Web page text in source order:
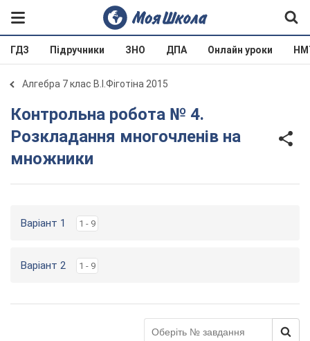
ГДЗ Підручники ЗНО ДПА Онлайн уроки
Алгебра 7 клас В.І.Фіготіна 2015
Контрольна робота № 4.
Розкладання многочленів на
множники
Варіант 1 1 - 9
Варіант 2 1 - 9